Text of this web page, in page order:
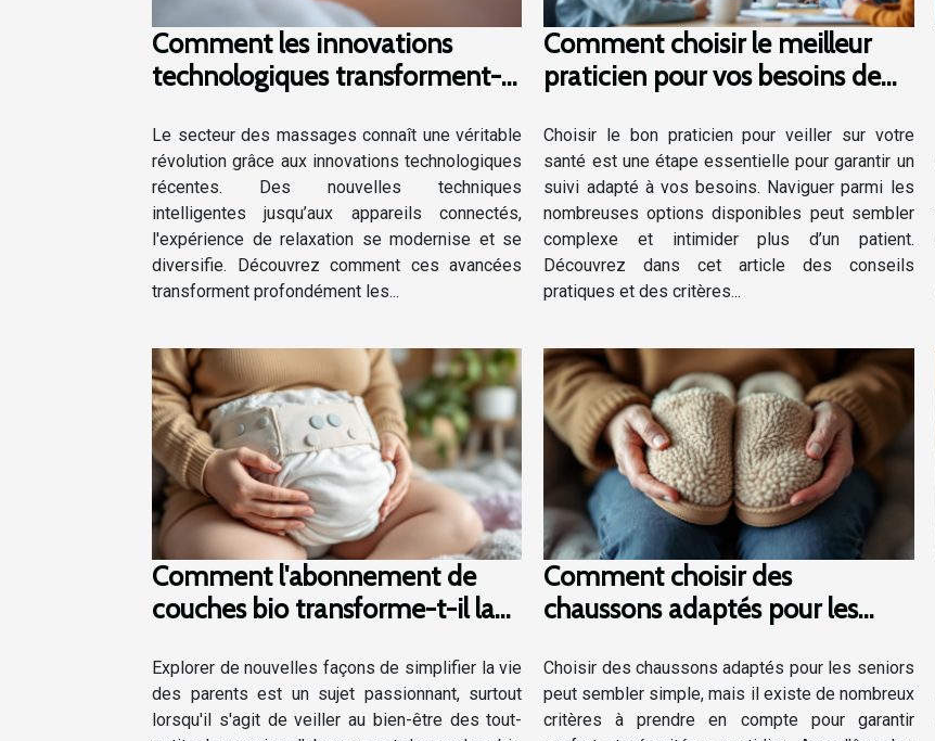
Comment les innovations
technologiques transforment-
Le secteur des massages connaît une véritable
révolution grâce aux innovations technologiques
récentes. Des nouvelles techniques
intelligentes jusqu’aux appareils connectés,
l'expérience de relaxation se modernise et se
diversifie. Découvrez comment ces avancées
transforment profondément les...
Comment choisir le meilleur
praticien pour vos besoins de
Choisir le bon praticien pour veiller sur votre
santé est une étape essentielle pour garantir un
suivi adapté à vos besoins. Naviguer parmi les
nombreuses options disponibles peut sembler
complexe et intimider plus d’un patient.
Découvrez dans cet article des conseils
pratiques et des critères...
Comment l'abonnement de
couches bio transforme-t-il la
Explorer de nouvelles façons de simplifier la vie
des parents est un sujet passionnant, surtout
lorsqu'il s'agit de veiller au bien-être des tout-
Comment choisir des
chaussons adaptés pour les
Choisir des chaussons adaptés pour les seniors
peut sembler simple, mais il existe de nombreux
critères à prendre en compte pour garantir